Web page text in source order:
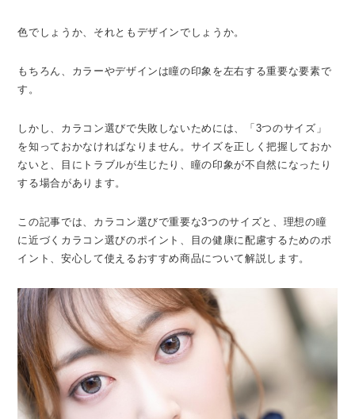
色でしょうか、それともデザインでしょうか。
もちろん、カラーやデザインは瞳の印象を左右する重要な要素で
す。
しかし、カラコン選びで失敗しないためには、「3つのサイズ」
を知っておかなければなりません。サイズを正しく把握しておか
ないと、目にトラブルが生じたり、瞳の印象が不自然になったり
する場合があります。
この記事では、カラコン選びで重要な3つのサイズと、理想の瞳
に近づくカラコン選びのポイント、目の健康に配慮するためのポ
イント、安心して使えるおすすめ商品について解説します。